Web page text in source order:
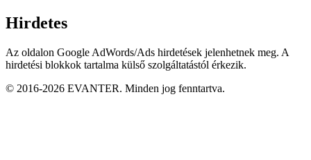
Hirdetes
Az oldalon Google AdWords/Ads hirdetések jelenhetnek meg. A
hirdetési blokkok tartalma külső szolgáltatástól érkezik.
© 2016-2026 EVANTER. Minden jog fenntartva.